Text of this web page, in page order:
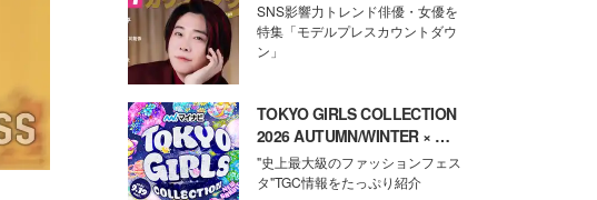
SNS影響力トレンド俳優・女優を
特集「モデルプレスカウントダウ
ン」
TOKYO GIRLS COLLECTION
2026 AUTUMN/WINTER × モ
デルプレス
"史上最大級のファッションフェス
タ"TGC情報をたっぷり紹介